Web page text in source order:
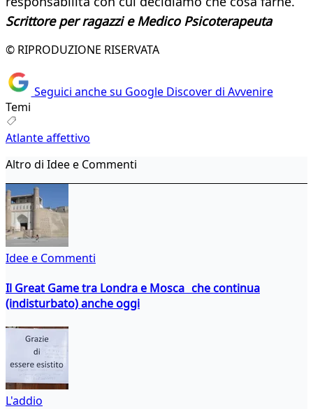
Scrittore per ragazzi e Medico Psicoterapeuta
© RIPRODUZIONE RISERVATA
Seguici anche su Google Discover di Avvenire
Temi
Atlante affettivo
Altro di Idee e Commenti
Idee e Commenti
Il Great Game tra Londra e Mosca che continua
(indisturbato) anche oggi
L'addio